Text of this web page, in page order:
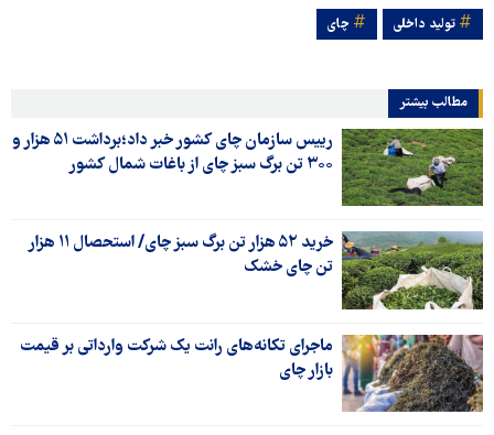
تولید داخلی چای
مطالب بیشتر
رییس سازمان چای کشور خبر داد؛برداشت ۵۱ هزار و
۳۰۰ تن برگ سبز چای از باغات شمال کشور
خرید ۵۲ هزار تن برگ سبز چای/ استحصال ۱۱ هزار
تن چای خشک
ماجرای تکانه‌های رانت یک شرکت وارداتی بر قیمت
بازار چای